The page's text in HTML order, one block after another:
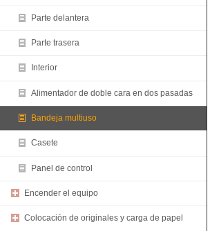
Parte delantera
Parte trasera
Interior
Alimentador de doble cara en dos pasadas
Bandeja multiuso
Casete
Panel de control
Encender el equipo
Colocación de originales y carga de papel